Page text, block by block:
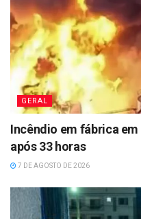
GERAL
Incêndio em fábrica
após 33 horas
7 DE AGOSTO DE 2026